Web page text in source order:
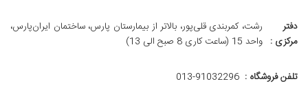
دفتر
مرکزی :
رشت، کمربندی قلی‌پور، بالاتر از بیمارستان پارس، ساختمان ایران‌پارس،
واحد 15 (ساعت کاری 8 صبح الی 13)
تلفن فروشگاه : 013-91032296